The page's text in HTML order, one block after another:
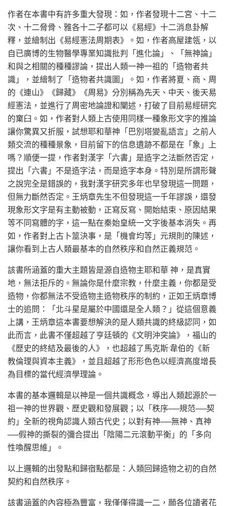
作者在本書中有許多重大發現：如，作者發現十二宮、十二
次、十二脅骨、雅各十二子都可以《易經》十二消息卦解
釋，並繪制出《易經憲法周期表》。如，作者高屋建瓴，以
自已廣博的生物醫學專業知識批判「進化論」、「無神論」
和與之相關的種種謬論，提出人類一神一祖的「造物者共
識」，並繪制了「造物者共識圖」。如，作者將夏、商、周
的《連山》《歸藏》《周易》分別稱為先天、中天、後天易
經憲法，並進行了周密地論證和闡述，打破了目前易經研究
的窠臼。如，作者對人類上古使用同樣一種象形文字的推論
讓你驚異又折服，試想耶和華神「巴別塔變亂語言」之前人
類交流的種種景象，目前留下的信息遺跡不都是在「象」上
嗎？順便一提，作者對漢字「六書」是造字之法斷然否定，
提出「六書」不是造字法，而是造字本身。特別是所謂形聲
之說完全是錯誤的，我對漢字研究多年也早發現這一問題，
但無力斷然否定。王炳章先生不但發現這一千年謬誤，還發
現象形文字是有主動被動，正寫反寫、開始結束、原因結果
等不同寫體的字，這一點在秦始皇統一文字後基本消失。再
如，作者對上古卜筮決事，是「機會均等」元規則的陳述，
讓你看到上古人類最基本的自然秩序和自然正義規范。
該書所涵蓋的重大主題皆是源自造物主耶和華 神，是真實
地，無法拒斥的。無論你是什麼宗教，什麼主義，你都是受
造物，你都無法不受造物主造物秩序的制約，正如王炳章博
士的追問：「北斗星是屬於中國還是全人類？」從這個意義
上講，王炳章這本書要想解決的是人類共識的終級認同，如
此而言，此書不僅超越了亨廷頓的《文明沖突論》，福山的
《歷史的終結及最後的人》，也超越了馬克斯·韋伯的《新
教倫理與資本主義》，並且超越了形形色色以經濟高度增長
為目標的當代經濟學理論。
本書的基本邏輯是以神是一個共識概念，導出人類起源於一
祖一神的世界觀、歷史觀和發展觀；以「秩序──規范──契
約」全新的視角認識人類古代史；以對有神──無神、真神
──假神的撕裂的彌合提出「陰陽二元滾動平衡」的「多向
性喚醒思維」。
以上邏輯的出發點和歸宿點都是：人類回歸造物之初的自然
契約和自然秩序。
該書涵蓋的內容極為豐富，我僅僅得識一二，願各位讀者花